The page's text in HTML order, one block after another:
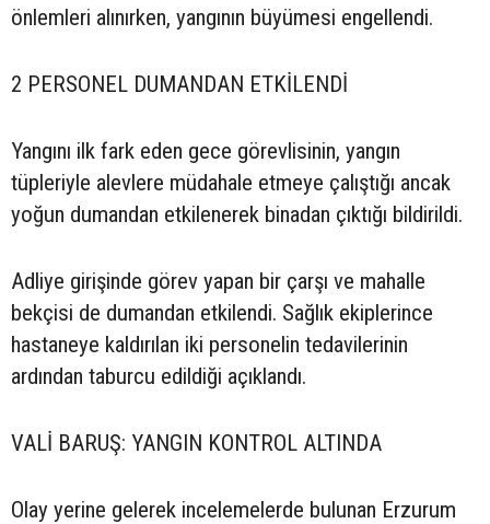
önlemleri alınırken, yangının büyümesi engellendi.
2 PERSONEL DUMANDAN ETKİLENDİ
Yangını ilk fark eden gece görevlisinin, yangın
tüpleriyle alevlere müdahale etmeye çalıştığı ancak
yoğun dumandan etkilenerek binadan çıktığı bildirildi.
Adliye girişinde görev yapan bir çarşı ve mahalle
bekçisi de dumandan etkilendi. Sağlık ekiplerince
hastaneye kaldırılan iki personelin tedavilerinin
ardından taburcu edildiği açıklandı.
VALİ BARUŞ: YANGIN KONTROL ALTINDA
Olay yerine gelerek incelemelerde bulunan Erzurum